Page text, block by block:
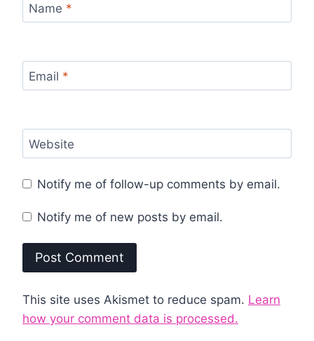
Name *
Email *
Website
Notify me of follow-up comments by email.
Notify me of new posts by email.
This site uses Akismet to reduce spam. Learn
how your comment data is processed.